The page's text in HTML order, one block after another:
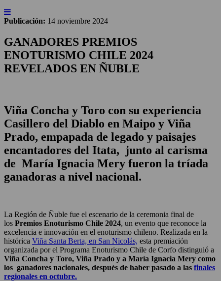
Publicación: 14 noviembre 2024
GANADORES PREMIOS
ENOTURISMO CHILE 2024
REVELADOS EN ÑUBLE
Viña Concha y Toro con su experiencia
Casillero del Diablo en Maipo y Viña
Prado, empapada de legado y paisajes
encantadores del Itata, junto al carisma
de María Ignacia Mery fueron la tríada
ganadoras a nivel nacional.
La Región de Ñuble fue el escenario de la ceremonia final de
los Premios Enoturismo Chile 2024, un evento que reconoce la
excelencia e innovación en el enoturismo chileno. Realizada en la
histórica Viña Santa Berta, en San Nicolás, esta premiación
organizada por el Programa Enoturismo Chile de Corfo distinguió a
Viña Concha y Toro, Viña Prado y a María Ignacia Mery como
los ganadores nacionales, después de haber pasado a las finales
regionales en octubre.